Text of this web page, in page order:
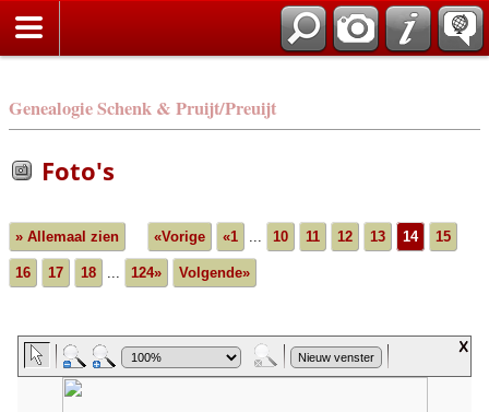
Genealogie Schenk & Pruijt/Preuijt
Foto's
» Allemaal zien «Vorige «1 ... 10 11 12 13 14 15
16 17 18 ... 124» Volgende»